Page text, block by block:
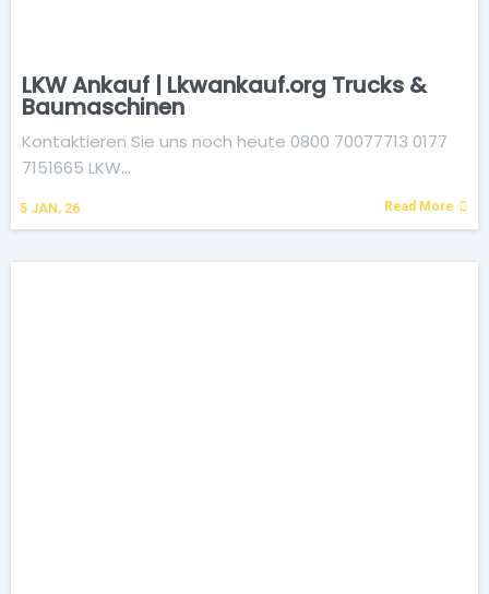
LKW Ankauf | Lkwankauf.org Trucks &
Baumaschinen
5 JAN, 26
Kontaktieren Sie uns noch heute 0800 70077713 0177
7151665 LKW…
Read More